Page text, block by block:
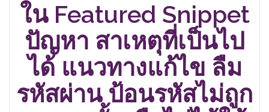
ใน Featured Snippet
ปัญหา สาเหตุที่เป็นไป
ได้ แนวทางแก้ไข ลืม
รหัสผ่าน ป้อนรหัสไม่ถูก